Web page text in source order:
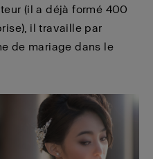
(il a déjà formé 400
il travaille par
de mariage dans le